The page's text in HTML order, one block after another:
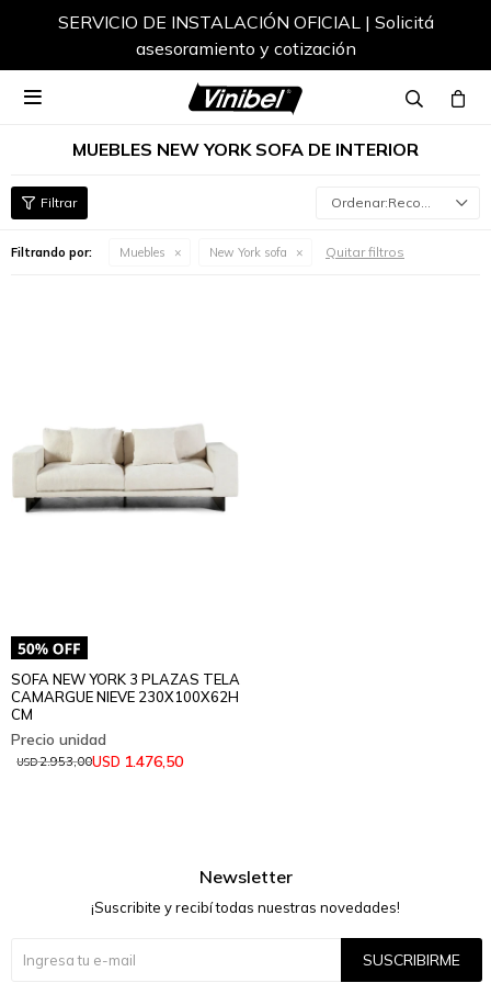
SERVICIO DE INSTALACIÓN OFICIAL | Solicitá
asesoramiento y cotización

MUEBLES NEW YORK SOFA DE INTERIOR
Recomendados
Filtrando por: Muebles New York sofa Quitar filtros
SOFA NEW YORK 3 PLAZAS TELA
CAMARGUE NIEVE 230X100X62H
CM
USD 1.476,50
USD2.953,00
Newsletter
¡Suscribite y recibí todas nuestras novedades!
SUSCRIBIRME